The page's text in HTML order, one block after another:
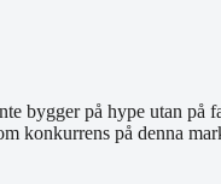
bygger på hype utan på
konkurrens på denna